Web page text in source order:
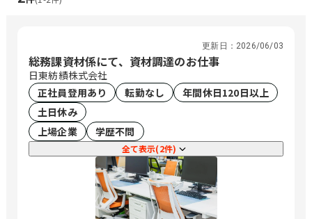
更新日： 2026/06/03
総務課資材係にて、資材調達のお仕事
日東紡績株式会社
正社員登用あり
転勤なし
年間休日120日以上
土日休み
上場企業
学歴不問
全て表示(2件)